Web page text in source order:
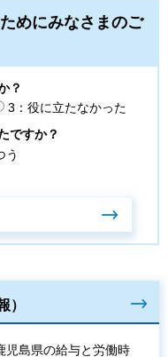
めにみなさまのご
？
3：役に立たなかった
ですか？
う
）
児島県の給与と労働時